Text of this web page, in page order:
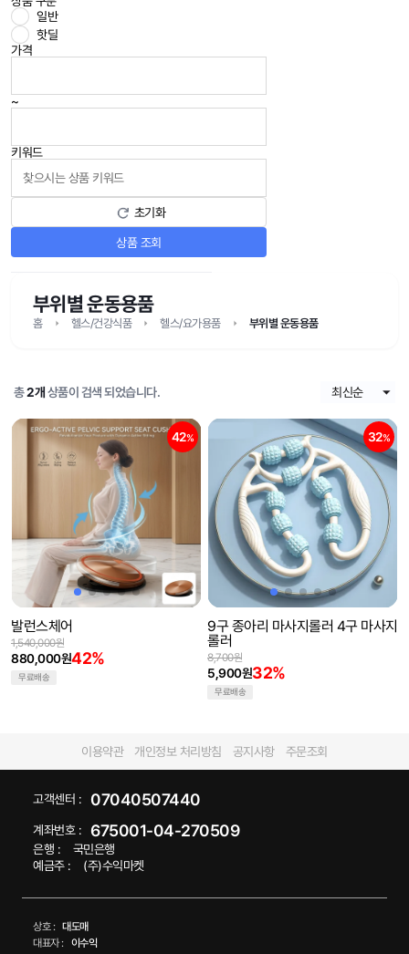
일반
핫딜
가격
~
키워드
초기화
상품 조회
부위별 운동용품
홈 헬스/건강식품 헬스/요가용품 부위별 운동용품
총2개 상품이 검색 되었습니다.
42%
발런스체어
880,000원42%
1,540,000원
무료배송
32%
9구 종아리 마사지롤러 4구 마사지
롤러
5,900원32%
8,700원
무료배송
이용약관 개인정보 처리방침 공지사항 주문조회
고객센터 : 07040507440
계좌번호 : 675001-04-270509
은행 :
국민은행
예금주 :
(주)수익마켓
상호 : 대도매
대표자 :
이수익